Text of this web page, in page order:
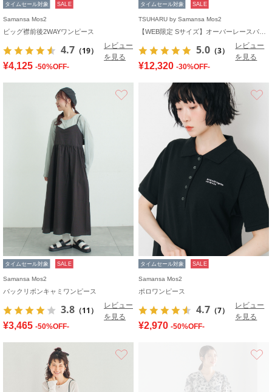
タイムセール対象 SALE
Samansa Mos2
ビッグ襟前後2WAYワンピース
4.7 （19）
レビュー
を見る
¥4,125 -50%OFF-
タイムセール対象 SALE
TSUHARU by Samansa Mos2
5.0 （3）
レビュー
を見る
¥12,320 -30%OFF-
お気に入り
タイムセール対象 SALE
Samansa Mos2
バックリボンキャミワンピース
3.8 （11）
レビュー
を見る
¥3,465 -50%OFF-
タイムセール対象 SALE
Samansa Mos2
ポロワンピース
4.7 （7）
レビュー
を見る
¥2,970 -50%OFF-